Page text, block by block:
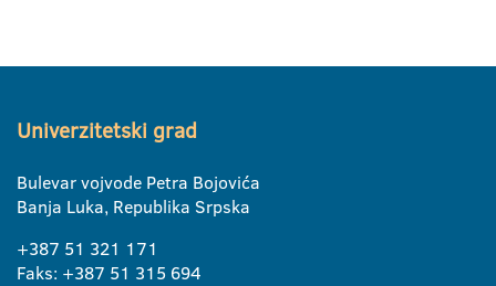
Univerzitetski grad
Bulevar vojvode Petra Bojovića
Banja Luka, Republika Srpska
+387 51 321 171
Faks: +387 51 315 694